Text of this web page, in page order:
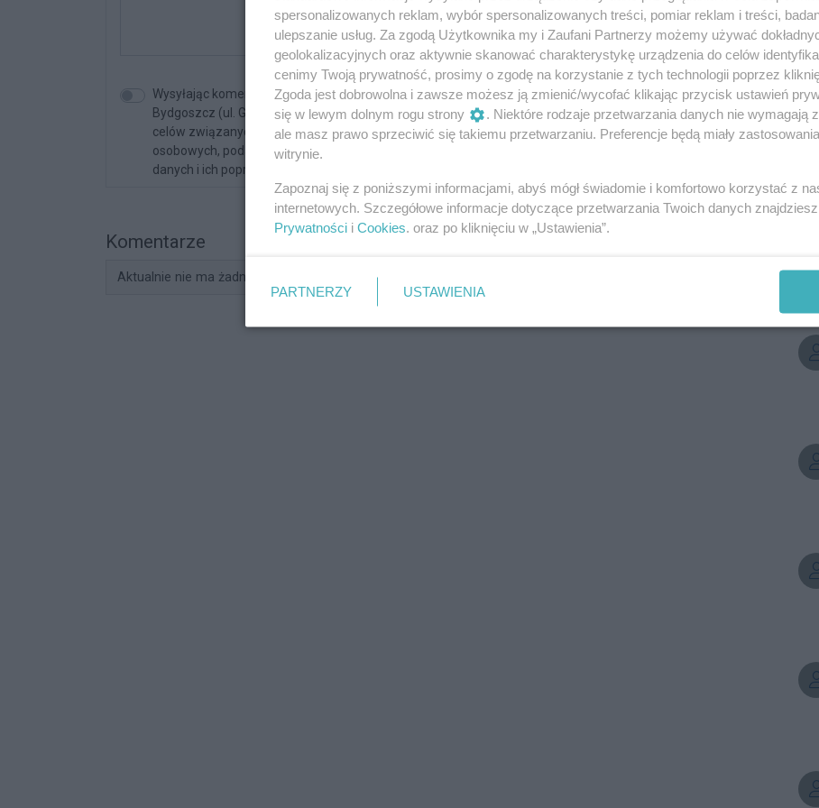
Dodaj komentarz
Wysyłając komentarz akceptujesz regulamin serwisu BYDGOSZCZ.COM. MPI.PL z siedzibą w mieście
Bydgoszcz (ul. Glinki 32/E2, 85-174 Bydgoszcz) jest administratorem twoich danych osobowych dla
celów związanych z korzystaniem z serwisu. Zgodnie z art. 24 ust. 1 pkt 3 i 4 ustawy o ochronie danych
osobowych, podanie danych jest dobrowolne, Użytkownikowi przysługuje prawo dostępu do treści swoich
danych i ich poprawiania.
Komentarze
Aktualnie nie ma żadnych komentarzy. Bądź pierwszy, dodaj swój komentarz.
spersonalizowanych reklam, wybór spersonalizowanych treści, pomiar reklam i treści,
ulepszanie usług. Za zgodą Użytkownika my i Zaufani Partnerzy możemy używać
geolokalizacyjnych oraz aktywnie skanować charakterystykę urządzenia do celów
cenimy Twoją prywatność, prosimy o zgodę na korzystanie z tych technologii poprzez
Zgoda jest dobrowolna i zawsze możesz ją zmienić/wycofać klikając przycisk ustawień
się w lewym dolnym rogu strony
. Niektóre rodzaje przetwarzania danych nie wymagają
ale masz prawo sprzeciwić się takiemu przetwarzaniu. Preferencje będą miały
witrynie.
Zapoznaj się z poniższymi informacjami, abyś mógł świadomie i komfortowo korzystać z
internetowych. Szczegółowe informacje dotyczące przetwarzania Twoich danych
Prywatności i Cookies. oraz po kliknięciu w „Ustawienia”.
PARTNERZY USTAWIENIA